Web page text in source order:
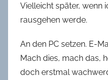
Vielleicht später, wenn
rausgehen werde.
An den PC setzen. E-
Mach dies, mach das,
doch erstmal